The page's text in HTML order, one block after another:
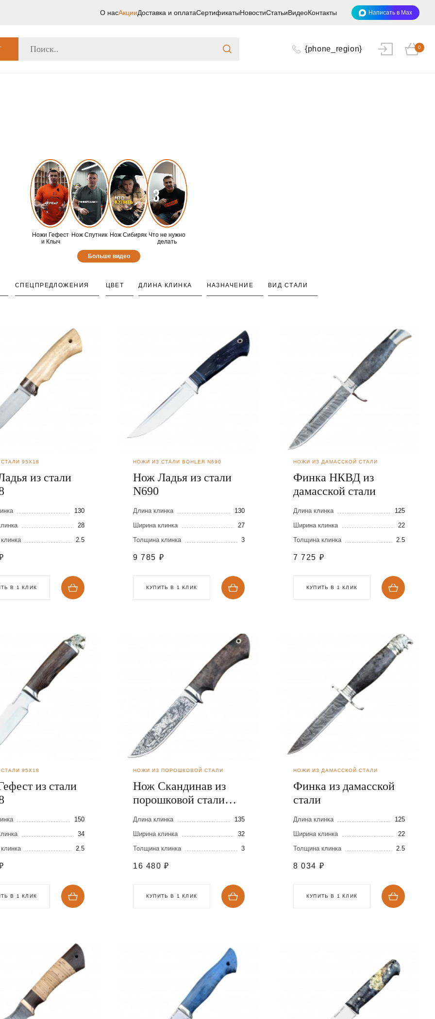
О насАкцииДоставка и оплатаСертификатыНовостиСтатьиВидеоКонтакты Написать в Max
{phone_region} 0
Ножи Гефест
и Клыч
Нож Спутник Нож Сибиряк Что не нужно
делать
Больше видео
СПЕЦПРЕДЛОЖЕНИЯ ЦВЕТ ДЛИНА КЛИНКА НАЗНАЧЕНИЕ ВИД СТАЛИ
95Х18
из стали
130
28
2.5
В 1 КЛИК
НОЖИ ИЗ СТАЛИ BOHLER N690
Нож Ладья из стали
N690
Длина клинка
130
Ширина клинка
27
Толщина клинка
3
9 785 ₽
КУПИТЬ В 1 КЛИК
НОЖИ ИЗ ДАМАССКОЙ СТАЛИ
Финка НКВД из
дамасской стали
Длина клинка
125
Ширина клинка
22
Толщина клинка
2.5
7 725 ₽
КУПИТЬ В 1 КЛИК
95Х18
из стали
150
34
2.5
В 1 КЛИК
НОЖИ ИЗ ПОРОШКОВОЙ СТАЛИ
Нож Скандинав из
порошковой стали
М390
Длина клинка
135
Ширина клинка
32
Толщина клинка
3
16 480 ₽
КУПИТЬ В 1 КЛИК
НОЖИ ИЗ ДАМАССКОЙ СТАЛИ
Финка из дамасской
стали
Длина клинка
125
Ширина клинка
22
Толщина клинка
2.5
8 034 ₽
КУПИТЬ В 1 КЛИК